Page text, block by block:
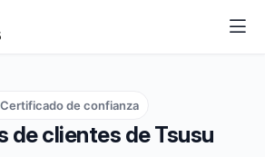
de 10
de clientes de Tsusu
Certificado de confianza